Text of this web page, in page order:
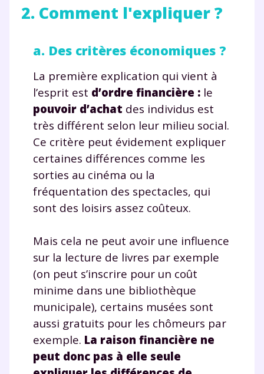
2. Comment l'expliquer ?
a. Des critères économiques ?
La première explication qui vient à
l’esprit est d’ordre financière : le
pouvoir d’achat des individus est
très différent selon leur milieu social.
Ce critère peut évidement expliquer
certaines différences comme les
sorties au cinéma ou la
fréquentation des spectacles, qui
sont des loisirs assez coûteux.
Mais cela ne peut avoir une influence
sur la lecture de livres par exemple
(on peut s’inscrire pour un coût
minime dans une bibliothèque
municipale), certains musées sont
aussi gratuits pour les chômeurs par
exemple. La raison financière ne
peut donc pas à elle seule